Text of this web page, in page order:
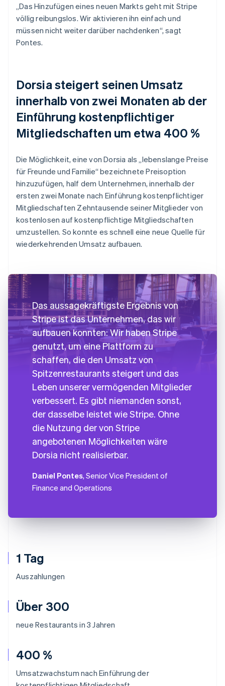
1 Tag
Auszahlungen
Über 300
neue Restaurants in 3 Jahren
400 %
Umsatzwachstum nach Einführung der
„Das Hinzufügen eines neuen Markts geht mit Stripe
völlig reibungslos. Wir aktivieren ihn einfach und
müssen nicht weiter darüber nachdenken“, sagt
Pontes.
Dorsia steigert seinen Umsatz
innerhalb von zwei Monaten ab der
Einführung kostenpflichtiger
Mitgliedschaften um etwa 400 %
Die Möglichkeit, eine von Dorsia als „lebenslange Preise
für Freunde und Familie“ bezeichnete Preisoption
hinzuzufügen, half dem Unternehmen, innerhalb der
ersten zwei Monate nach Einführung kostenpflichtiger
Mitgliedschaften Zehntausende seiner Mitglieder von
kostenlosen auf kostenpflichtige Mitgliedschaften
umzustellen. So konnte es schnell eine neue Quelle für
wiederkehrenden Umsatz aufbauen.
Das aussagekräftigste Ergebnis von
Stripe ist das Unternehmen, das wir
aufbauen konnten: Wir haben Stripe
genutzt, um eine Plattform zu
schaffen, die den Umsatz von
Spitzenrestaurants steigert und das
Leben unserer vermögenden Mitglieder
verbessert. Es gibt niemanden sonst,
der dasselbe leistet wie Stripe. Ohne
die Nutzung der von Stripe
angebotenen Möglichkeiten wäre
Dorsia nicht realisierbar.
Daniel Pontes, Senior Vice President of
Finance and Operations